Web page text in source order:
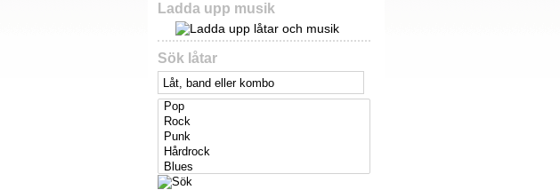
Ladda upp musik
Sök låtar